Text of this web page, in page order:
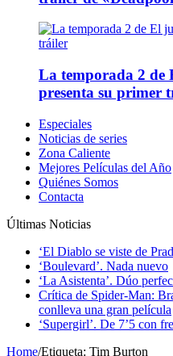
La temporada 2 de
presenta su primer
Especiales
Noticias de series
Zona Caliente
Mejores Películas del Año
Quiénes Somos
Contacta
Últimas Noticias
‘El Diablo se viste de
‘Boulevard’. Nada nuevo
‘La Asistenta’. Dúo
Crítica de Spider-Man:
conlleva una gran película
‘Supergirl’. De 7’5 con
Home/Etiqueta: Tim Burton